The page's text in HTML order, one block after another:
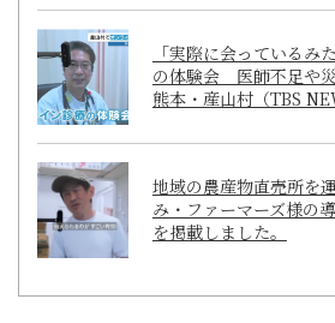
「実際に会っているみ
の体験会 医師不足や
熊本・産山村（TBS
地域の農産物直売所を
み・ファーマーズ様の
を掲載しました。